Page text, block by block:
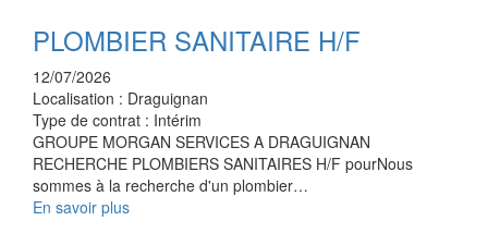
PLOMBIER SANITAIRE H/F
12/07/2026
Localisation : Draguignan
Type de contrat : Intérim
GROUPE MORGAN SERVICES A DRAGUIGNAN
RECHERCHE PLOMBIERS SANITAIRES H/F pourNous
sommes à la recherche d'un plombier…
En savoir plus